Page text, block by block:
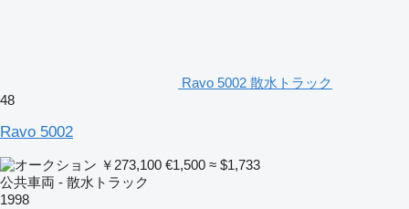
Ravo 5002 散水トラック
48
Ravo 5002
￥273,100 €1,500 ≈ $1,733
公共車両 - 散水トラック
1998